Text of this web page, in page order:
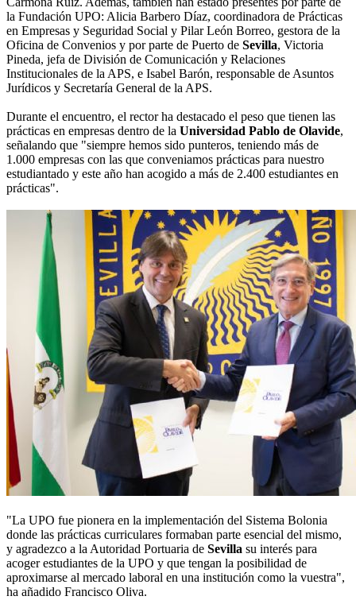
la Fundación UPO: Alicia Barbero Díaz, coordinadora de Prácticas
en Empresas y Seguridad Social y Pilar León Borreo, gestora de la
Oficina de Convenios y por parte de Puerto de Sevilla, Victoria
Pineda, jefa de División de Comunicación y Relaciones
Institucionales de la APS, e Isabel Barón, responsable de Asuntos
Jurídicos y Secretaría General de la APS.
Durante el encuentro, el rector ha destacado el peso que tienen las
prácticas en empresas dentro de la Universidad Pablo de Olavide,
señalando que "siempre hemos sido punteros, teniendo más de
1.000 empresas con las que conveniamos prácticas para nuestro
estudiantado y este año han acogido a más de 2.400 estudiantes en
prácticas".
"La UPO fue pionera en la implementación del Sistema Bolonia
donde las prácticas curriculares formaban parte esencial del mismo,
y agradezco a la Autoridad Portuaria de Sevilla su interés para
acoger estudiantes de la UPO y que tengan la posibilidad de
aproximarse al mercado laboral en una institución como la vuestra",
ha añadido Francisco Oliva.